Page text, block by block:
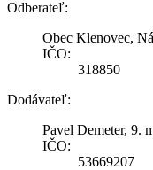
Odberateľ:
Obec Klenovec,
IČO:
318850
Dodávateľ:
Pavel Demeter, 9.
IČO:
53669207